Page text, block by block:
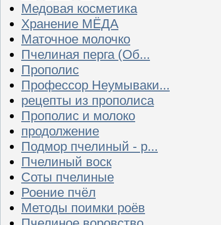
Медовая косметика
Хранение МЁДА
Маточное молочко
Пчелиная перга (Об...
Прополис
Профессор Неумываки...
рецепты из прополиса
Прополис и молоко
продолжение
Подмор пчелиный - р...
Пчелиный воск
Соты пчелиные
Роение пчёл
Методы поимки роёв